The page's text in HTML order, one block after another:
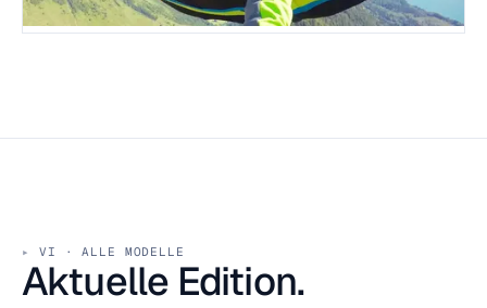
VI · ALLE MODELLE
Aktuelle Edition.